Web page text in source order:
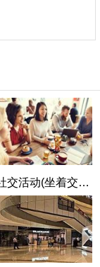
社交活动(坐着交谈，吃东西)